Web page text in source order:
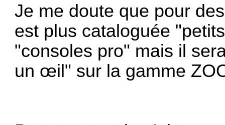
Je me doute que pour
est plus cataloguée
"consoles pro" mais il
un œil" sur la gamme